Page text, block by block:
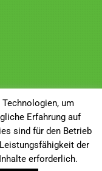
um
Erfahrung auf
sind für den Betrieb
der
erforderlich.